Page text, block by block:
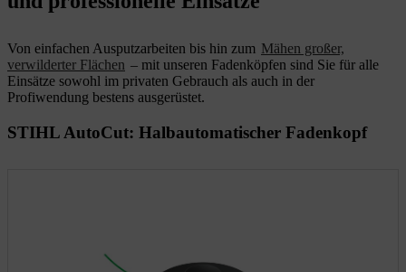
Von einfachen Ausputzarbeiten bis hin zum Mähen großer,
verwilderter Flächen – mit unseren Fadenköpfen sind Sie für alle
Einsätze sowohl im privaten Gebrauch als auch in der
Profiwendung bestens ausgerüstet.
STIHL AutoCut: Halbautomatischer Fadenkopf